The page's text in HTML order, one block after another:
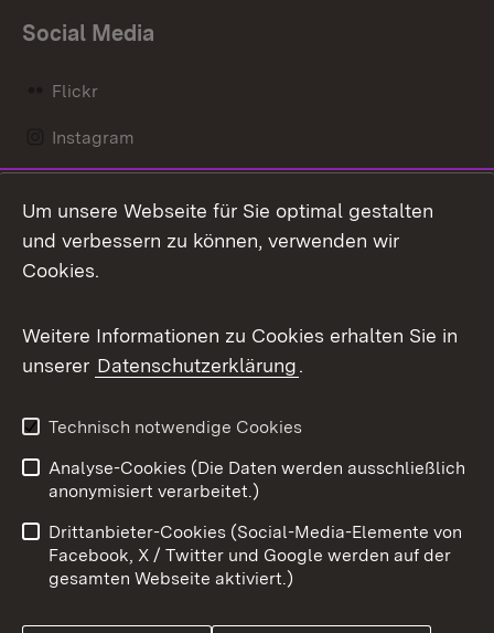
Social Media
Flickr
Instagram
Mastodon
Messenger
Social Wall
X / Twitter
Youtube
Benutzungshinweise
Barrierefreiheit
Datenschutz
Cookies
Um unsere Webseite für Sie optimal gestalten
und verbessern zu können, verwenden wir
Cookies.
Weitere Informationen zu Cookies erhalten Sie in
unserer Datenschutzerklärung.
Technisch notwendige Cookies
Analyse-Cookies (Die Daten werden ausschließlich
anonymisiert verarbeitet.)
Drittanbieter-Cookies (Social-Media-Elemente von
Facebook, X / Twitter und Google werden auf der
gesamten Webseite aktiviert.)